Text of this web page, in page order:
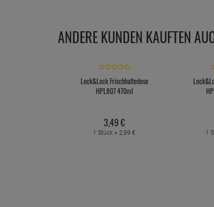
ANDERE KUNDEN KAUFTEN
Lock&Lock Frischhaltedose
HPL807 470ml
3,49€
1 Stück = 2,99 € 1